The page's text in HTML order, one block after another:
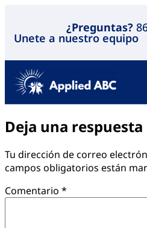
¿Preguntas?
Unete a nuestro equipo
Deja una respuesta
Tu dirección de correo
campos obligatorios están
Comentario *